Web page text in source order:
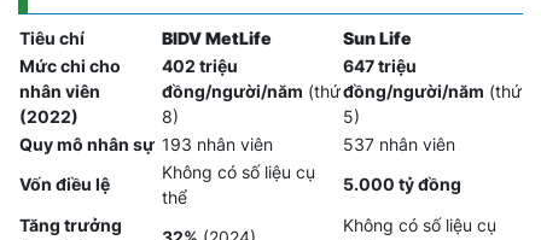
Tiêu chí BIDV MetLife
Sun Life
Mức chi cho
nhân viên
(2022)
402 triệu
đồng/người/năm (thứ
8)
647 triệu
đồng/người/năm (thứ
5)
Quy mô nhân sự 193 nhân viên
537 nhân viên
Vốn điều lệ
Không có số liệu cụ
thể
5.000 tỷ đồng
Tăng trưởng
Không có số liệu cụ